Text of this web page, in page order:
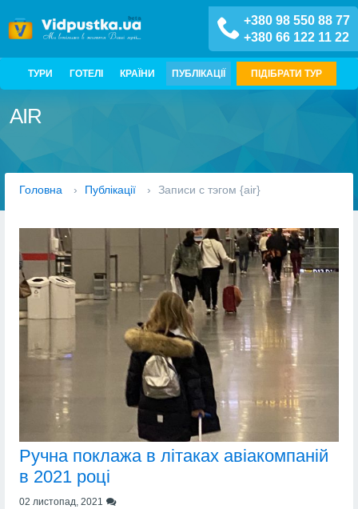
+380 98 550 88 77
+380 66 122 11 22
ТУРИ ГОТЕЛІ КРАЇНИ ПУБЛІКАЦІЇ ПІДІБРАТИ ТУР
AIR
Головна › Публікації › Записи с тэгом {air}
Ручна поклажа в літаках авіакомпаній
в 2021 році
02 листопад, 2021